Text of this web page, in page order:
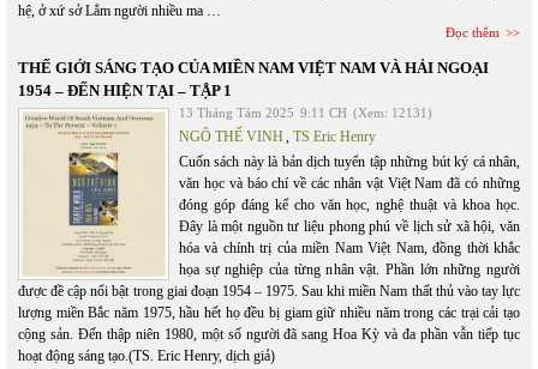
hệ, ở xứ sở Lắm người nhiều ma …
Đọc thêm
THẾ GIỚI SÁNG TẠO CỦA MIỀN NAM VIỆT NAM VÀ HẢI NGOẠI
1954 – ĐẾN HIỆN TẠI – TẬP 1
13 Tháng Tám 2025 9:11 CH (Xem: 12131)
NGÔ THẾ VINH, TS Eric Henry
Cuốn sách này là bản dịch tuyển tập những bút ký cá nhân,
văn học và báo chí về các nhân vật Việt Nam đã có những
đóng góp đáng kể cho văn học, nghệ thuật và khoa học.
Đây là một nguồn tư liệu phong phú về lịch sử xã hội, văn
hóa và chính trị của miền Nam Việt Nam, đồng thời khắc
họa sự nghiệp của từng nhân vật. Phần lớn những người
được đề cập nổi bật trong giai đoạn 1954 – 1975. Sau khi miền Nam thất thủ vào tay lực
lượng miền Bắc năm 1975, hầu hết họ đều bị giam giữ nhiều năm trong các trại cải tạo
cộng sản. Đến thập niên 1980, một số người đã sang Hoa Kỳ và đa phần vẫn tiếp tục
hoạt động sáng tạo.(TS. Eric Henry, dịch giả)